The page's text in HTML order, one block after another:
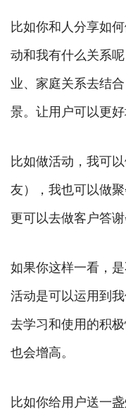
比如你和人分享如
动和我有什么关系
业、家庭关系去结
景。让用户可以更
比如做活动，我可
友），我也可以做
更可以去做客户答谢
如果你这样一看，
活动是可以运用到
去学习和使用的积
也会增高。
比如你给用户送一